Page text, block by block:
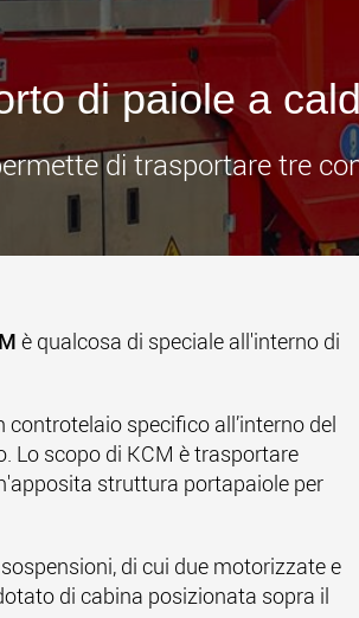
di paiole a
di trasportare tre
è qualcosa di speciale all'interno di
controtelaio specifico all’interno del
Lo scopo di KCM è trasportare
struttura portapaiole per
di cui due motorizzate e
di cabina posizionata sopra il